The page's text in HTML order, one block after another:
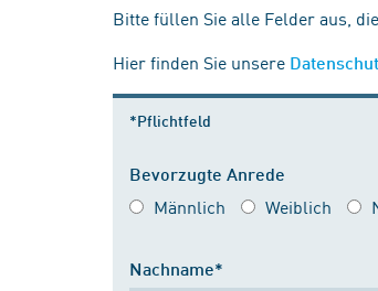
Bitte füllen Sie alle Felder aus,
Hier finden Sie unsere
*Pflichtfeld
Bevorzugte Anrede
Männlich Weiblich
Nachname*